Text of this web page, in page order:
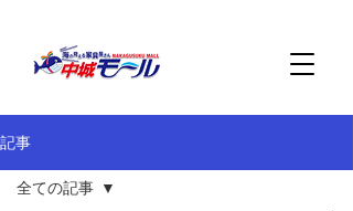
記事
全ての記事